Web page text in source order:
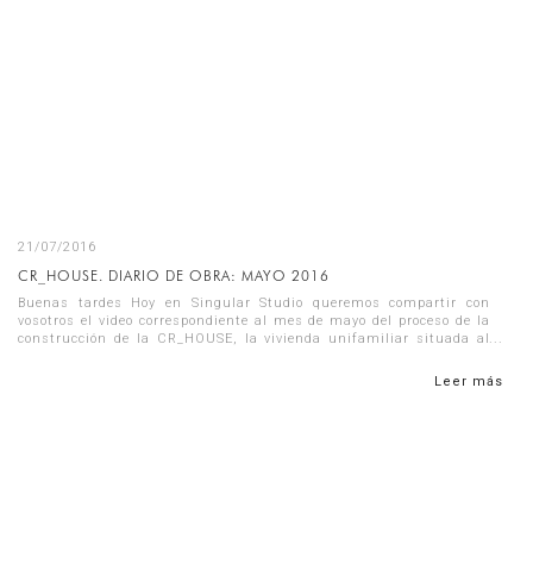
21/07/2016
CR_HOUSE. DIARIO DE OBRA: MAYO 2016
Buenas tardes Hoy en Singular Studio queremos compartir con
vosotros el video correspondiente al mes de mayo del proceso de la
construcción de la CR_HOUSE, la vivienda unifamiliar situada al
Leer más